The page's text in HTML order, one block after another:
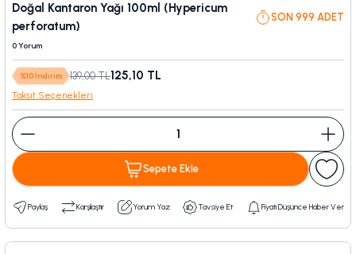
Doğal Kantaron Yağı 100ml (Hypericum
perforatum)
SON 999 ADET
0 Yorum
%10 İndirim 139,00 TL125,10 TL
Taksit Seçenekleri
Sepete Ekle
Paylaş Karşılaştır Yorum Yaz Tavsiye Et Fiyatı Düşünce Haber Ver